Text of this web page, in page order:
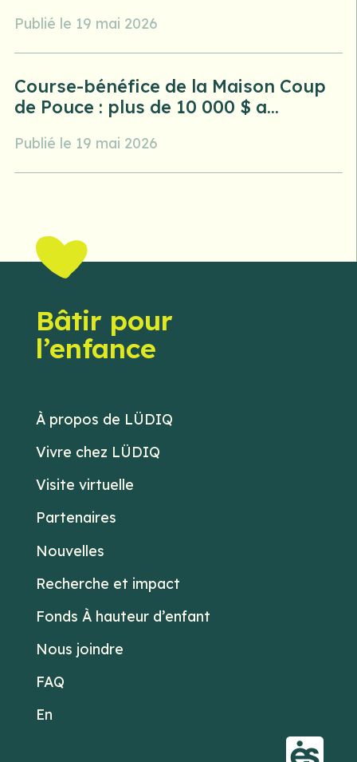
Publié le 19 mai 2026
Course-bénéfice de la Maison Coup
de Pouce : plus de 10 000 $ a...
Publié le 19 mai 2026
Bâtir pour
l’enfance
À propos de LÜDIQ
Vivre chez LÜDIQ
Visite virtuelle
Partenaires
Nouvelles
Recherche et impact
Fonds À hauteur d’enfant
Nous joindre
FAQ
En